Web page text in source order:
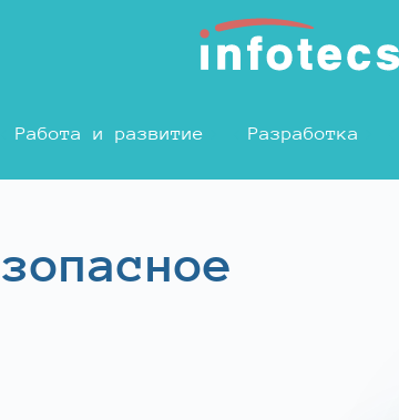
Работа и развитие Разработка